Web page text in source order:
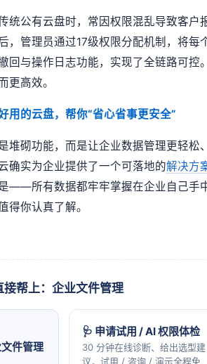
统公有云盘时，常因权限混乱导致客户
，管理员通过17级权限分配机制，将
回与操作日志功能，实现了全链路可
更高效。
用的云盘，帮你“省心省事更安全”
堆砌功能，而是让企业数据管理更轻松
确实为企业提供了一个可落地的解决方
——所有数据都牢牢掌握在企业自己手
得你认真了解。
帮上：企业文件管理
件管理
🩺 申请试用 / AI 权限体检
30 分钟在线诊断、给出选型建
议，试用 / 咨询 / 演示全程免